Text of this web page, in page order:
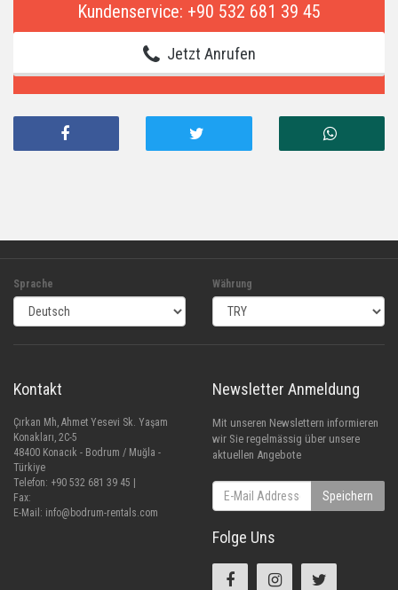
Kundenservice: +90 532 681 39 45
Jetzt Anrufen
Sprache Währung
Kontakt
Çırkan Mh, Ahmet Yesevi Sk. Yaşam
Konakları, 2C-5
48400 Konacık - Bodrum / Muğla -
Türkiye
Telefon: +90 532 681 39 45 |
Fax:
E-Mail: info@bodrum-rentals.com
Newsletter Anmeldung
Mit unseren Newslettern informieren
wir Sie regelmässig über unsere
aktuellen Angebote
Speichern
Folge Uns